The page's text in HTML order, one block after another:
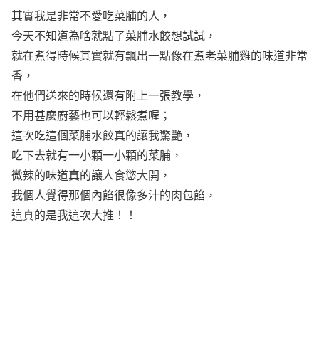
其實我是非常不愛吃菜脯的人，
今天不知道為啥就點了菜脯水餃想試試，
就在煮得時候其實就有飄出一點像在煮老菜脯雞的味道非常
香，
在他們送來的時候還有附上一張教學，
不用甚麼廚藝也可以輕鬆煮喔；
這次吃這個菜脯水餃真的讓我驚艷，
吃下去就有一小顆一小顆的菜脯，
微辣的味道真的讓人食慾大開，
我個人覺得那個內餡很像多汁的肉包餡，
這真的是我這次大推！！